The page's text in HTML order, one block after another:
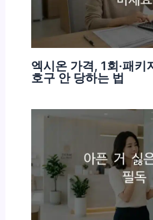
엑시온 가격, 1회·패키
호구 안 당하는 법